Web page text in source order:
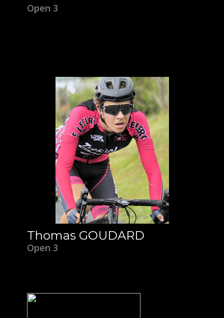
Open 3
Thomas GOUDARD
Open 3